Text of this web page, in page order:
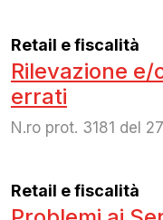
Retail e fiscalità
Rilevazione
errati
N.ro prot. 3181 del
Retail e fiscalità